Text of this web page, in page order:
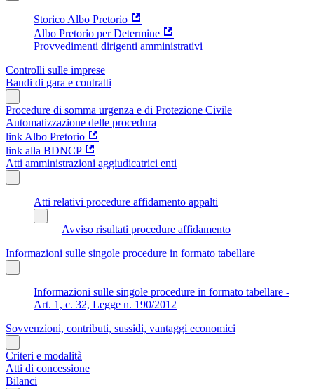
Storico Albo Pretorio
Albo Pretorio per Determine
Provvedimenti dirigenti amministrativi
Controlli sulle imprese
Bandi di gara e contratti
Procedure di somma urgenza e di Protezione Civile
Automatizzazione delle procedura
link Albo Pretorio
link alla BDNCP
Atti amministrazioni aggiudicatrici enti
Atti relativi procedure affidamento appalti
Avviso risultati procedure affidamento
Informazioni sulle singole procedure in formato tabellare
Informazioni sulle singole procedure in formato tabellare -
Art. 1, c. 32, Legge n. 190/2012
Sovvenzioni, contributi, sussidi, vantaggi economici
Criteri e modalità
Atti di concessione
Bilanci